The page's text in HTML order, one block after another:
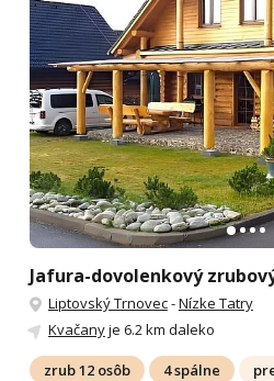
Jafura-dovolenkový
Liptovský Trnovec-Nízke Tatry
Kvačanyje 6.2 km daleko
zrub 12 osôb 4 spálne